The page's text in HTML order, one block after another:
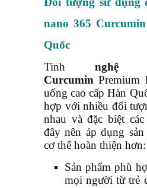
nano 365 Curcumin
Quốc
Tinh nghệ
Curcumin Premium
uống cao cấp Hàn
hợp với nhiều đối
nhau và đặc biệt
đây nên áp dụng
cơ thể hoàn thiện
Sản phẩm phù
mọi người từ trẻ